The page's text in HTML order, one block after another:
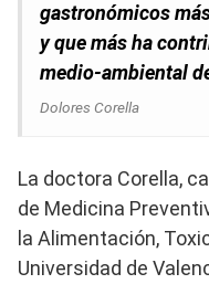
gastronómicos
y que más ha
medio-ambiental
Dolores Corella
La doctora Corella,
de Medicina
la Alimentación,
Universidad de